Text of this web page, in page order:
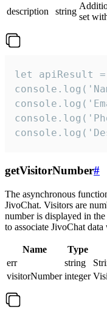
description
string
set
let apiResult
getVisitorNumber#
The asynchronous
JivoChat. Visitors are
number is displayed in
to associate JivoChat
Name Type
err
string
visitorNumber integer